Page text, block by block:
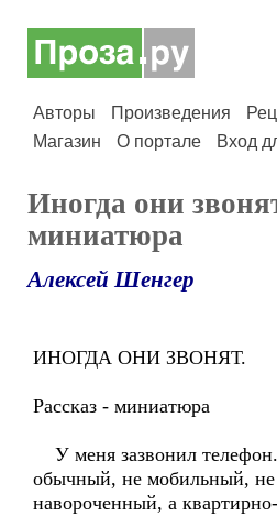
Авторы Произведения
Магазин
О портале Вход
Иногда они
миниатюра
Алексей Шенгер
ИНОГДА ОНИ ЗВОНЯТ.
Рассказ - миниатюра
У меня зазвонил
обычный, не мобильный,
навороченный, а